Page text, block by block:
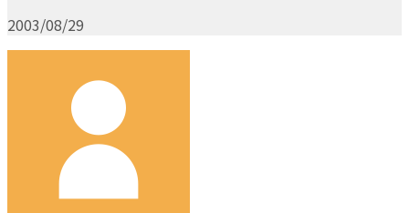
2003/08/29